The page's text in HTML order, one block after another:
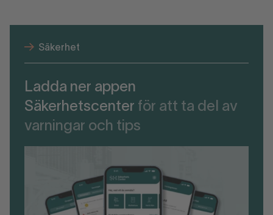
Säkerhet
Ladda ner appen
Säkerhetscenter för att ta del av
varningar och tips